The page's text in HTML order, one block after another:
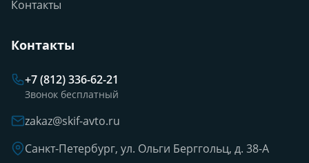
Контакты
Контакты
+7 (812) 336-62-21
Звонок бесплатный
zakaz@skif-avto.ru
Санкт-Петербург, ул. Ольги Берггольц, д. 38-А